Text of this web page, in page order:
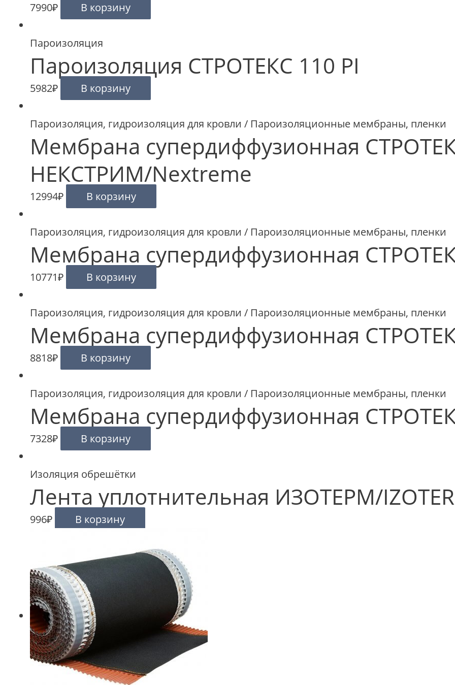
7990₽ В корзину
Пароизоляция
Пароизоляция СТРОТЕКС 110 PI
5982₽ В корзину
Пароизоляция, гидроизоляция для кровли / Пароизоляционные мембраны, пленки
Мембрана супердиффузионная
НЕКСТРИМ/Nextreme
12994₽ В корзину
Пароизоляция, гидроизоляция для кровли / Пароизоляционные мембраны, пленки
Мембрана супердиффузионная
10771₽ В корзину
Пароизоляция, гидроизоляция для кровли / Пароизоляционные мембраны, пленки
Мембрана супердиффузионная
8818₽ В корзину
Пароизоляция, гидроизоляция для кровли / Пароизоляционные мембраны, пленки
Мембрана супердиффузионная
7328₽ В корзину
Изоляция обрешётки
Лента уплотнительная ИЗОТЕРМ/
996₽ В корзину